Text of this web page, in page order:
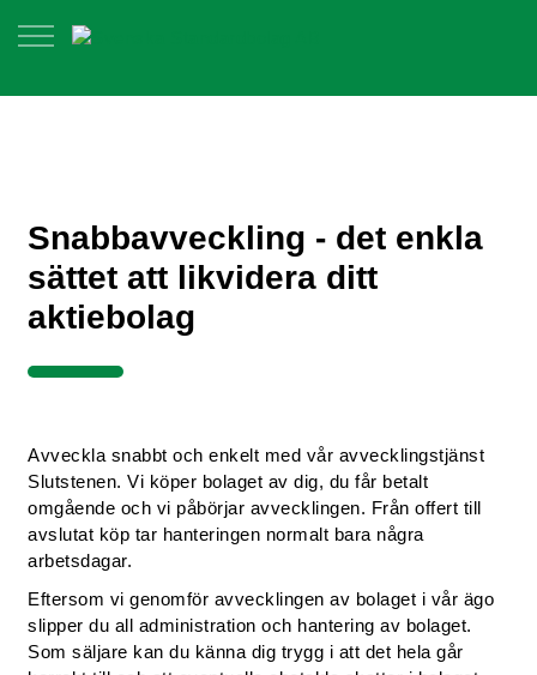
Snabbavveckling - det enkla
sättet att likvidera ditt
aktiebolag
Avveckla snabbt och enkelt med vår avvecklingstjänst
Slutstenen. Vi köper bolaget av dig, du får betalt
omgående och vi påbörjar avvecklingen. Från offert till
avslutat köp tar hanteringen normalt bara några
arbetsdagar.
Eftersom vi genomför avvecklingen av bolaget i vår ägo
slipper du all administration och hantering av bolaget.
Som säljare kan du känna dig trygg i att det hela går